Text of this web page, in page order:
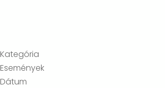
Kategória
Események
Dátum